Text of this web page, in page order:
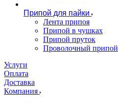
Припой для пайки
Лента припоя
Припой в чушках
Припой пруток
Проволочный припой
Услуги
Оплата
Доставка
Компания